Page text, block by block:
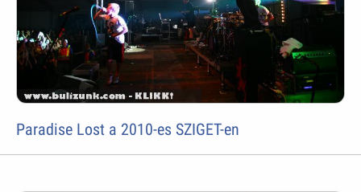
Paradise Lost a 2010-es SZIGET-en